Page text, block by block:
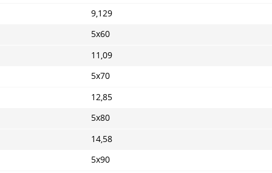
9,129
5x60
11,09
5x70
12,85
5x80
14,58
5x90